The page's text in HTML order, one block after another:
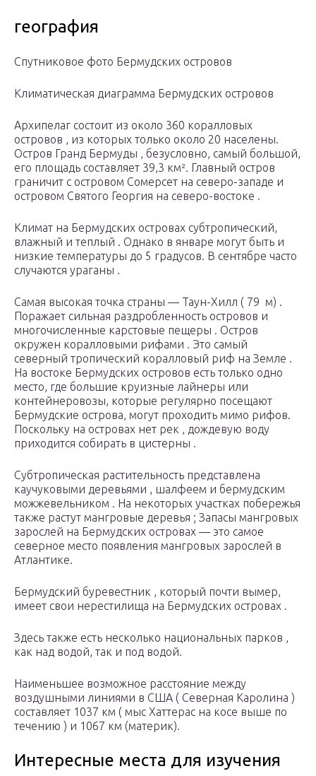
география
Спутниковое фото Бермудских островов
Климатическая диаграмма Бермудских островов
Архипелаг состоит из около 360 коралловых
островов , из которых только около 20 населены.
Остров Гранд Бермуды , безусловно, самый большой,
его площадь составляет 39,3 км². Главный остров
граничит с островом Сомерсет на северо-западе и
островом Святого Георгия на северо-востоке .
Климат на Бермудских островах субтропический,
влажный и теплый . Однако в январе могут быть и
низкие температуры до 5 градусов. В сентябре часто
случаются ураганы .
Самая высокая точка страны — Таун-Хилл ( 79 м) .
Поражает сильная раздробленность островов и
многочисленные карстовые пещеры . Остров
окружен коралловыми рифами . Это самый
северный тропический коралловый риф на Земле .
На востоке Бермудских островов есть только одно
место, где большие круизные лайнеры или
контейнеровозы, которые регулярно посещают
Бермудские острова, могут проходить мимо рифов.
Поскольку на островах нет рек , дождевую воду
приходится собирать в цистерны .
Субтропическая растительность представлена
каучуковыми деревьями , шалфеем и бермудским
можжевельником . На некоторых участках побережья
также растут мангровые деревья ; Запасы мангровых
зарослей на Бермудских островах — это самое
северное место появления мангровых зарослей в
Атлантике.
Бермудский буревестник , который почти вымер,
имеет свои нерестилища на Бермудских островах .
Здесь также есть несколько национальных парков ,
как над водой, так и под водой.
Наименьшее возможное расстояние между
воздушными линиями в США ( Северная Каролина )
составляет 1037 км ( мыс Хаттерас на косе выше по
течению ) и 1067 км (материк).
Интересные места для изучения